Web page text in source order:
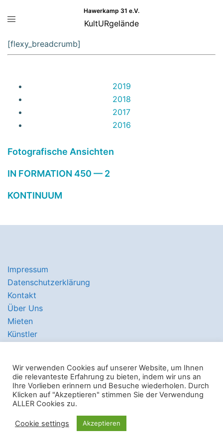
InhaltMenü
Hawerkamp 31 e.V.
KultURgelände
[flexy_breadcrumb]
2019
2018
2017
2016
Fotografische Ansichten
IN FORMATION 450 — 2
KONTINUUM
Impressum
Datenschutzerklärung
Kontakt
Über Uns
Mieten
Künstler
© 2026 Hawerkamp 31 e.V.. Stolz präsentiert von
Wir verwenden Cookies auf unserer Website, um Ihnen
die relevanteste Erfahrung zu bieten, indem wir uns an
Ihre Vorlieben erinnern und Besuche wiederholen. Durch
Klicken auf "Akzeptieren" stimmen Sie der Verwendung
ALLER Cookies zu.
Cookie settings Akzeptieren